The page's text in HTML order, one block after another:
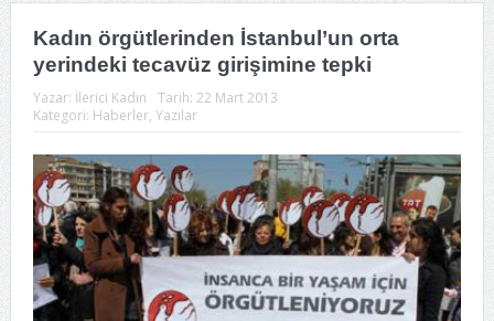
Kadın örgütlerinden İstanbul’un orta
yerindeki tecavüz girişimine tepki
Yazar: İlerici Kadın Tarih: 22 Mart 2013
Kategori: Haberler, Yazılar